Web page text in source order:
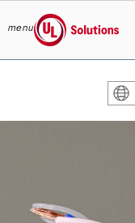
menu
UL Solutions